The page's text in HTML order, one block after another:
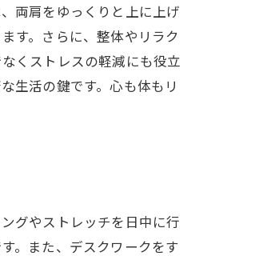
両肩をゆっくりと上に上げ
す。さらに、整体やリラク
くストレスの軽減にも役立
生活の鍵です。心も体もリ
グやストレッチを日中に行
。また、デスクワークをす